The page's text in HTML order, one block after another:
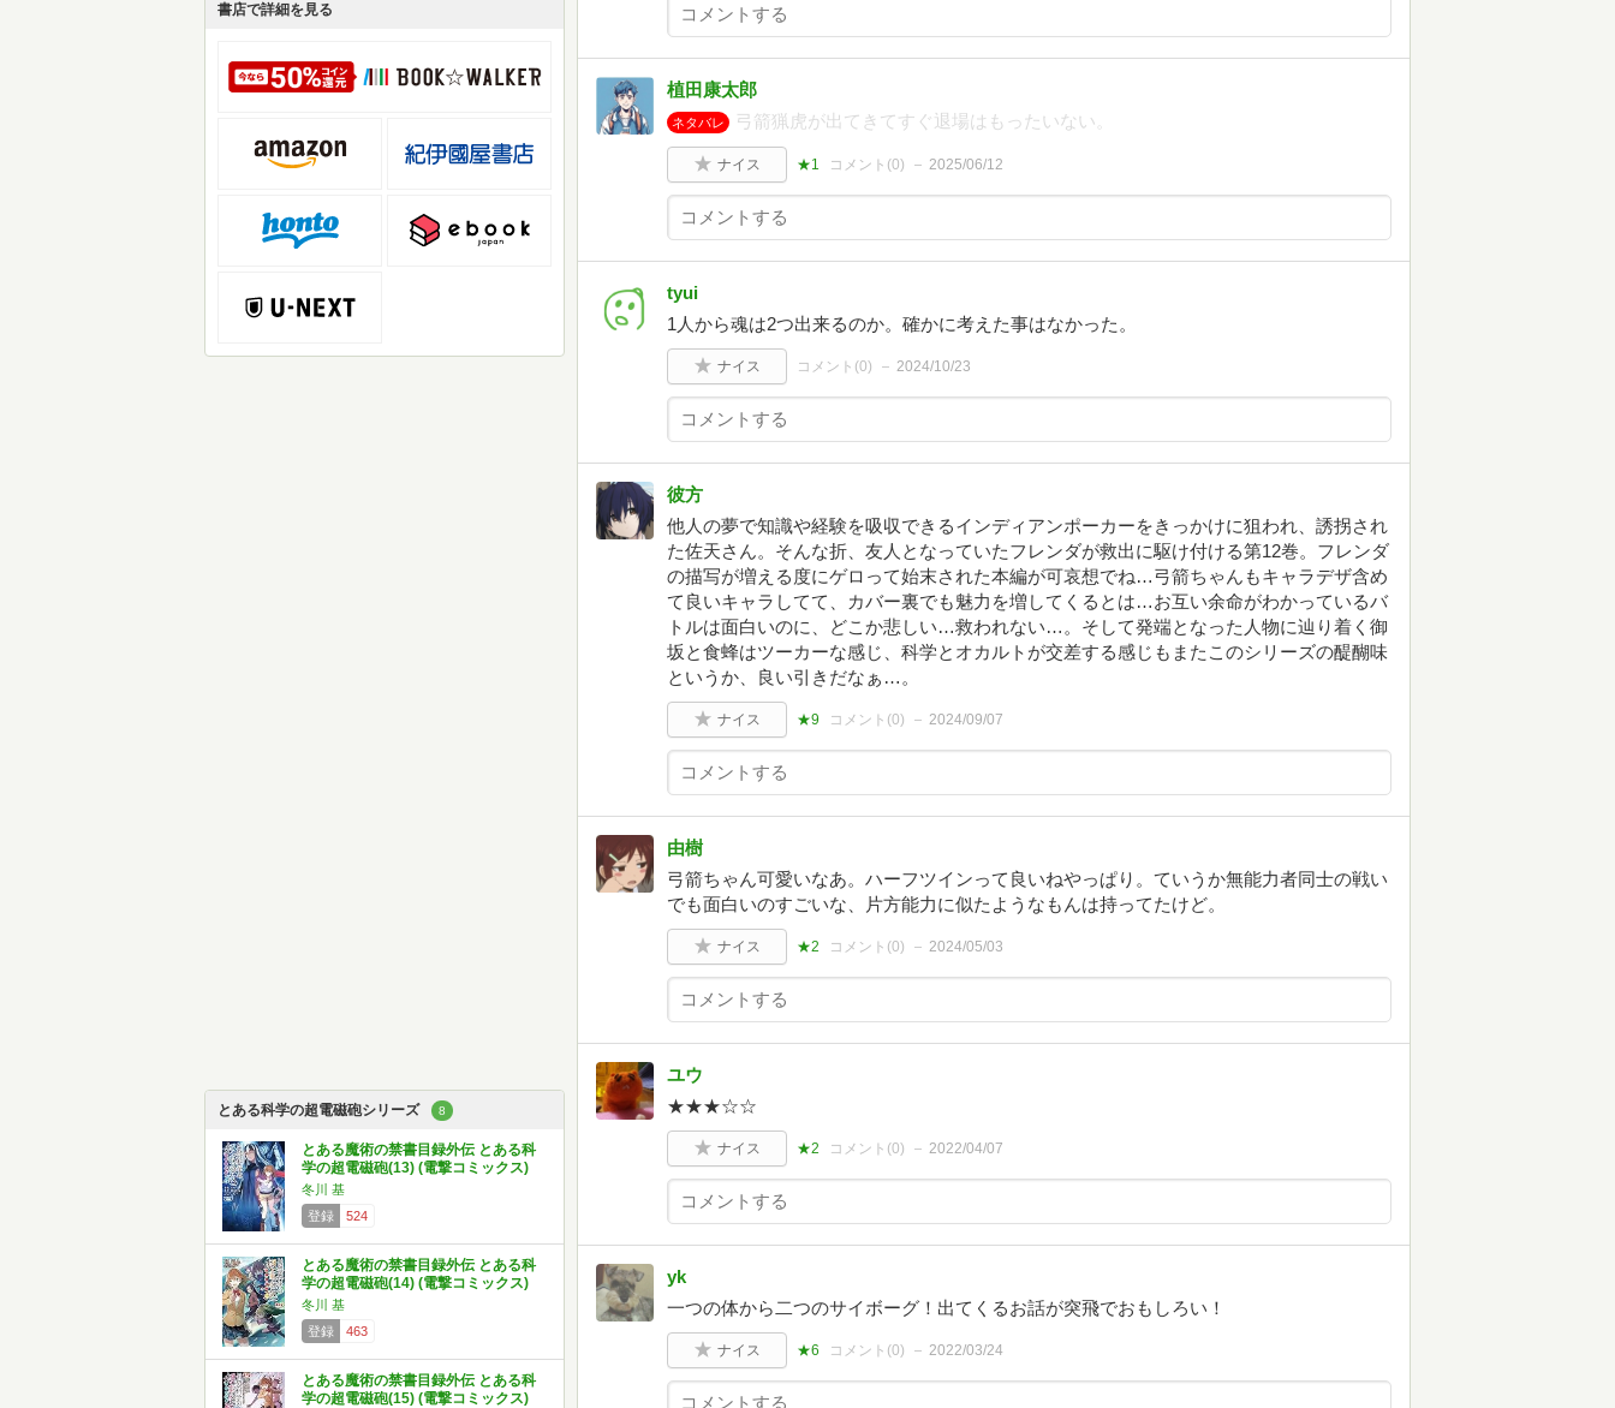
書店で詳細を見る
とある科学の超電磁砲シリーズ 8
とある魔術の禁書目録外伝 とある科
学の超電磁砲(13) (電撃コミックス)
冬川 基
登録
524
とある魔術の禁書目録外伝 とある科
学の超電磁砲(14) (電撃コミックス)
冬川 基
登録
463
とある魔術の禁書目録外伝 とある科
学の超電磁砲(15) (電撃コミックス)
植田康太郎
ネタバレ 弓箭猟虎が出てきてすぐ退場はもったいない。
ナイス ★1 コメント(0) 2025/06/12
tyui
1人から魂は2つ出来るのか。確かに考えた事はなかった。
ナイス コメント(0) 2024/10/23
彼方
他人の夢で知識や経験を吸収できるインディアンポーカーをきっかけに狙われ、誘拐され
た佐天さん。そんな折、友人となっていたフレンダが救出に駆け付ける第12巻。フレンダ
の描写が増える度にゲロって始末された本編が可哀想でね…弓箭ちゃんもキャラデザ含め
て良いキャラしてて、カバー裏でも魅力を増してくるとは…お互い余命がわかっているバ
トルは面白いのに、どこか悲しい…救われない…。そして発端となった人物に辿り着く御
坂と食蜂はツーカーな感じ、科学とオカルトが交差する感じもまたこのシリーズの醍醐味
というか、良い引きだなぁ…。
ナイス ★9 コメント(0) 2024/09/07
由樹
弓箭ちゃん可愛いなあ。ハーフツインって良いねやっぱり。ていうか無能力者同士の戦い
でも面白いのすごいな、片方能力に似たようなもんは持ってたけど。
ナイス ★2 コメント(0) 2024/05/03
ユウ
★★★☆☆
ナイス ★2 コメント(0) 2022/04/07
yk
一つの体から二つのサイボーグ！出てくるお話が突飛でおもしろい！
ナイス ★6 コメント(0) 2022/03/24